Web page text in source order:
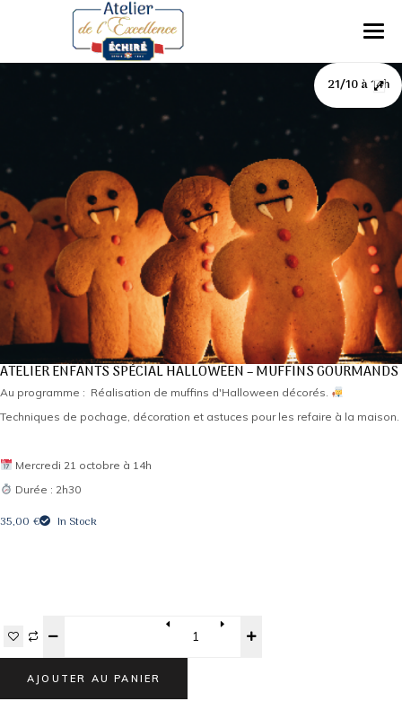
21/10 à 14h
ATELIER ENFANTS SPÉCIAL HALLOWEEN – MUFFINS GOURMANDS
Au programme : Réalisation de muffins d'Halloween décorés.
Techniques de pochage, décoration et astuces pour les refaire à la maison.
Mercredi 21 octobre à 14h
Durée : 2h30
35,00 € In Stock
AJOUTER AU PANIER